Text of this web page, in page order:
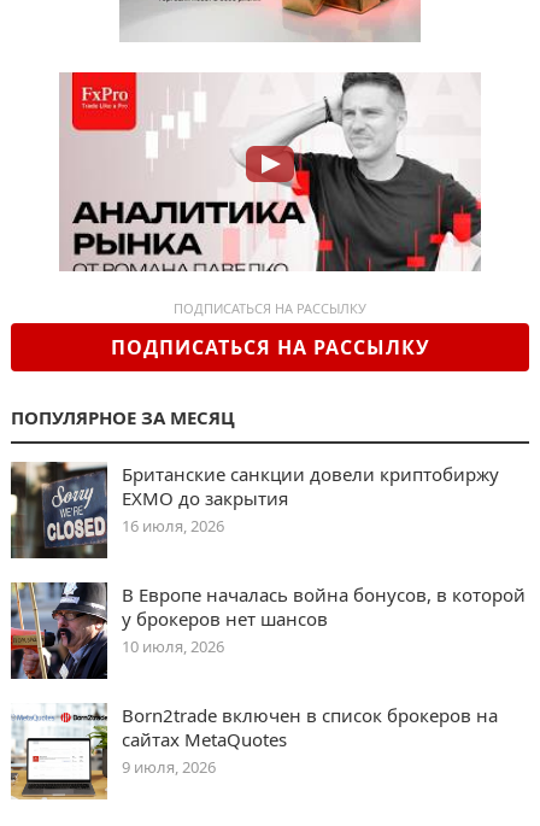
ПОДПИСАТЬСЯ НА РАССЫЛКУ
ПОДПИСАТЬСЯ НА РАССЫЛКУ
ПОПУЛЯРНОЕ ЗА МЕСЯЦ
Британские санкции довели криптобиржу
EXMO до закрытия
16 июля, 2026
В Европе началась война бонусов, в которой
у брокеров нет шансов
10 июля, 2026
Born2trade включен в список брокеров на
сайтах MetaQuotes
9 июля, 2026